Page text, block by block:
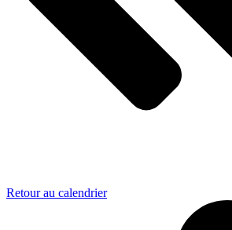
Retour au calendrier